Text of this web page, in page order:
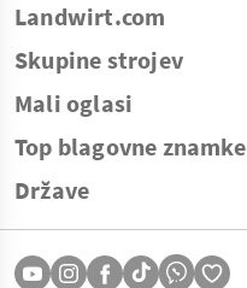
Landwirt.com
Skupine strojev
Mali oglasi
Top blagovne znamke
Države